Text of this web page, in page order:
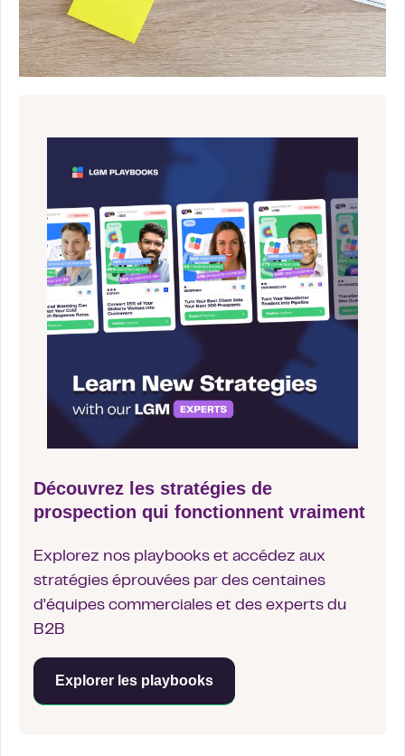
Découvrez les stratégies de
prospection qui fonctionnent vraiment
Explorez nos playbooks et accédez aux
stratégies éprouvées par des centaines
d'équipes commerciales et des experts du
B2B
Explorer les playbooks